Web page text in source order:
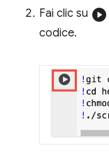
Fai clic su play_circle
codice.